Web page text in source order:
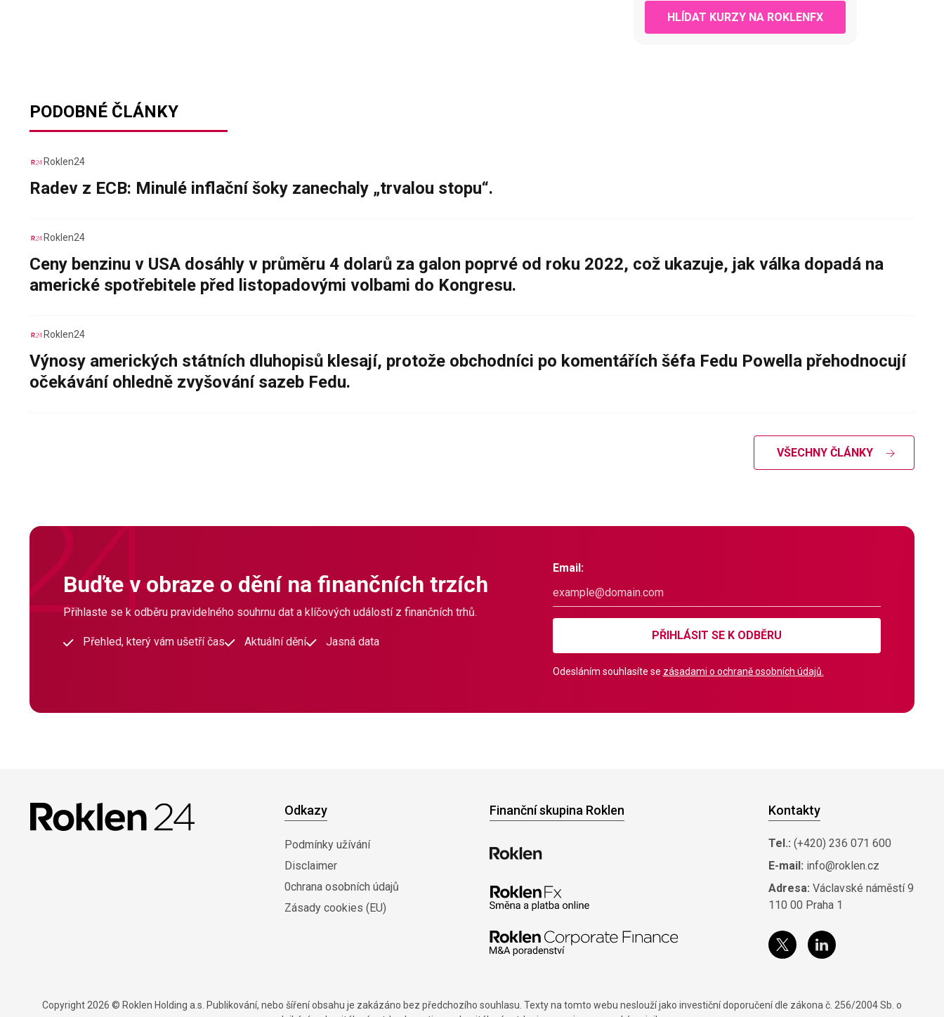
HLÍDAT KURZY NA ROKLENFX
PODOBNÉ ČLÁNKY
Roklen24
Radev z ECB: Minulé inflační šoky zanechaly „trvalou stopu“.
Roklen24
Ceny benzinu v USA dosáhly v průměru 4 dolarů za galon poprvé od roku 2022, což ukazuje, jak válka dopadá na
americké spotřebitele před listopadovými volbami do Kongresu.
Roklen24
Výnosy amerických státních dluhopisů klesají, protože obchodníci po komentářích šéfa Fedu Powella přehodnocují
očekávání ohledně zvyšování sazeb Fedu.
VŠECHNY ČLÁNKY
Buďte v obraze o dění na finančních trzích
Přihlaste se k odběru pravidelného souhrnu dat a klíčových událostí z finančních trhů.
Přehled, který vám ušetří čas Aktuální dění Jasná data
Email:
PŘIHLÁSIT SE K ODBĚRU
Odesláním souhlasíte se zásadami o ochraně osobních údajů.
Odkazy
Podmínky užívání
Disclaimer
0chrana osobních údajů
Zásady cookies (EU)
Finanční skupina Roklen Kontakty
Tel.: (+420) 236 071 600
E-mail: info@roklen.cz
Adresa: Václavské náměstí 9
110 00 Praha 1
Copyright 2026 © Roklen Holding a.s. Publikování, nebo šíření obsahu je zakázáno bez předchozího souhlasu. Texty na tomto webu neslouží jako investiční doporučení dle zákona č. 256/2004 Sb. o